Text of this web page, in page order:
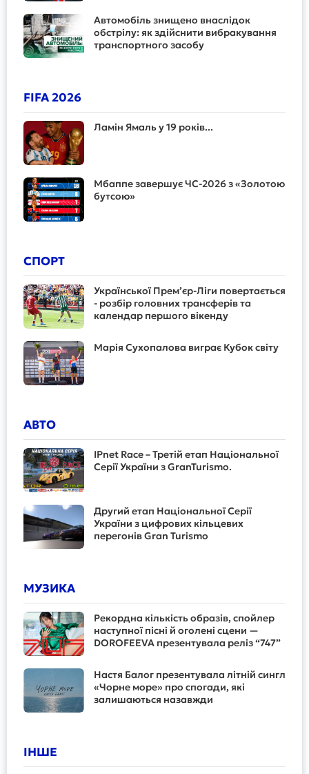
Автомобіль знищено внаслідок
обстрілу: як здійснити вибракування
транспортного засобу
FIFA 2026
Ламін Ямаль у 19 років...
Мбаппе завершує ЧС-2026 з «Золотою
бутсою»
СПОРТ
Української Прем’єр-Ліги повертається
- розбір головних трансферів та
календар першого вікенду
Марія Сухопалова виграє Кубок світу
АВТО
IPnet Race – Третій етап Національної
Серії України з GranTurismo.
Другий етап Національної Серії
України з цифрових кільцевих
перегонів Gran Turismo
МУЗИКА
Рекордна кількість образів, спойлер
наступної пісні й оголені сцени —
DOROFEEVA презентувала реліз “747”
Настя Балог презентувала літній сингл
«Чорне море» про спогади, які
залишаються назавжди
ІНШЕ